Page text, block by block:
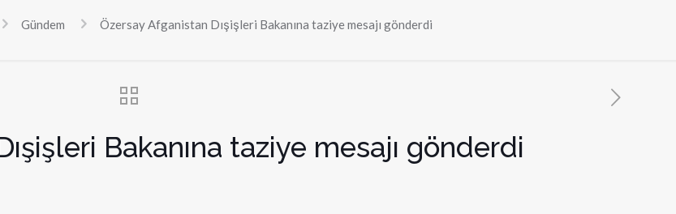
Gündem Özersay Afganistan Dışişleri Bakanına taziye mesajı gönderdi
Bakanına taziye mesajı gönderdi